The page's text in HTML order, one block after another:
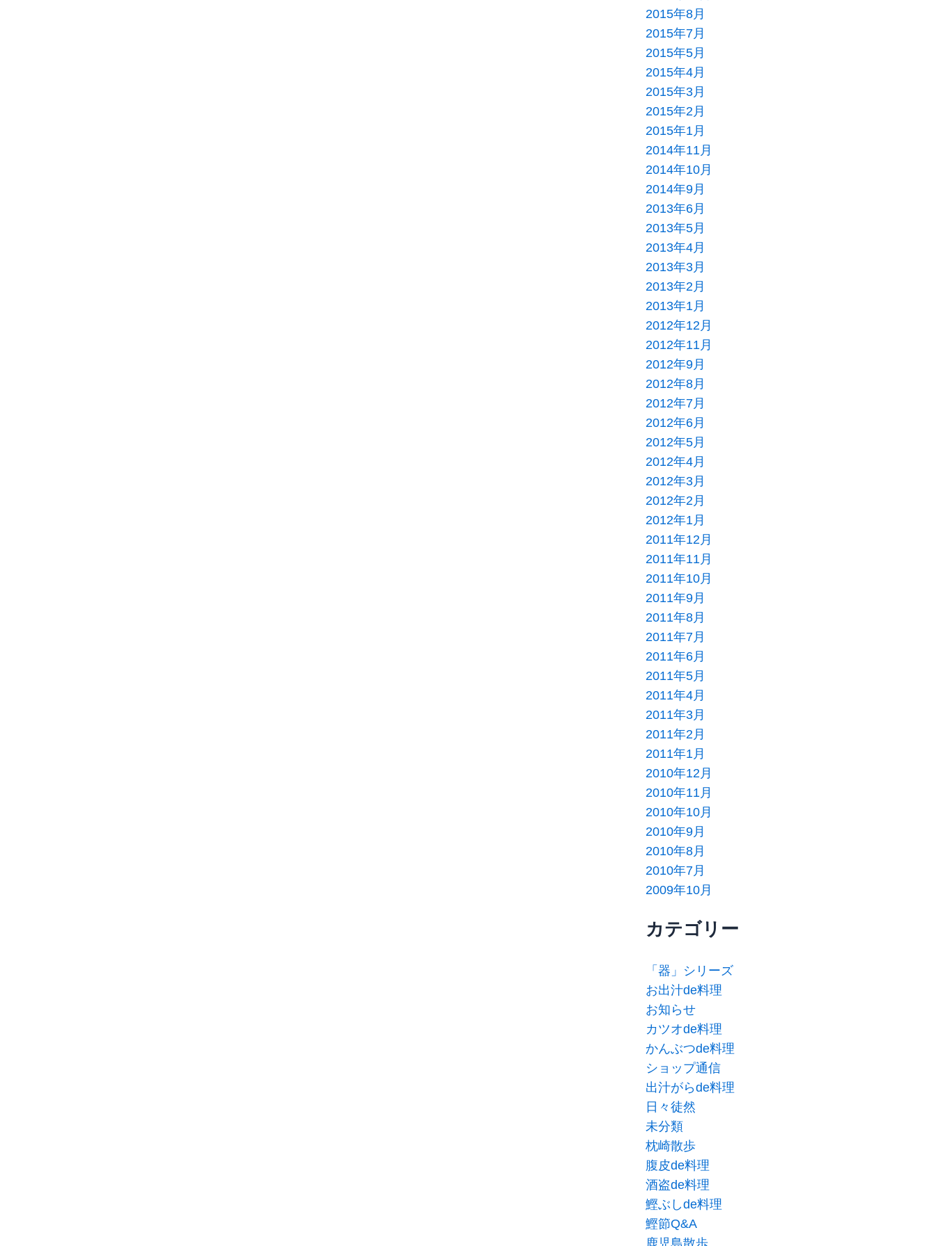
2015年8月
2015年7月
2015年5月
2015年4月
2015年3月
2015年2月
2015年1月
2014年11月
2014年10月
2014年9月
2013年6月
2013年5月
2013年4月
2013年3月
2013年2月
2013年1月
2012年12月
2012年11月
2012年9月
2012年8月
2012年7月
2012年6月
2012年5月
2012年4月
2012年3月
2012年2月
2012年1月
2011年12月
2011年11月
2011年10月
2011年9月
2011年8月
2011年7月
2011年6月
2011年5月
2011年4月
2011年3月
2011年2月
2011年1月
2010年12月
2010年11月
2010年10月
2010年9月
2010年8月
2010年7月
2009年10月
カテゴリー
「器」シリーズ
お出汁de料理
お知らせ
カツオde料理
かんぶつde料理
ショップ通信
出汁がらde料理
日々徒然
未分類
枕崎散歩
腹皮de料理
酒盗de料理
鰹ぶしde料理
鰹節Q&A
鹿児島散歩